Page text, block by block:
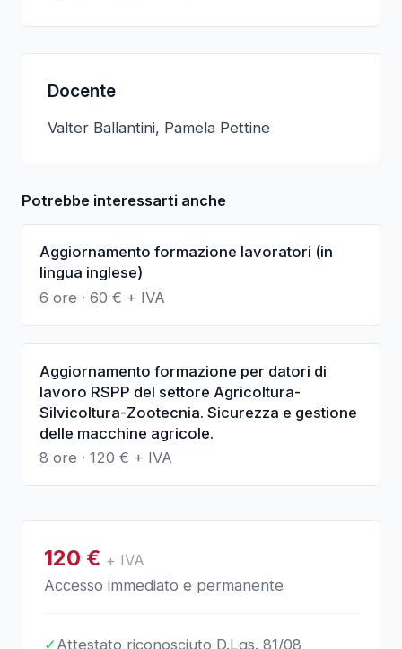
Docente
Valter Ballantini, Pamela Pettine
Potrebbe interessarti anche
Aggiornamento formazione lavoratori (in
lingua inglese)
6 ore · 60 € + IVA
Aggiornamento formazione per datori di
lavoro RSPP del settore Agricoltura-
Silvicoltura-Zootecnia. Sicurezza e gestione
delle macchine agricole.
8 ore · 120 € + IVA
120 € + IVA
Accesso immediato e permanente
✓Attestato riconosciuto D.Lgs. 81/08